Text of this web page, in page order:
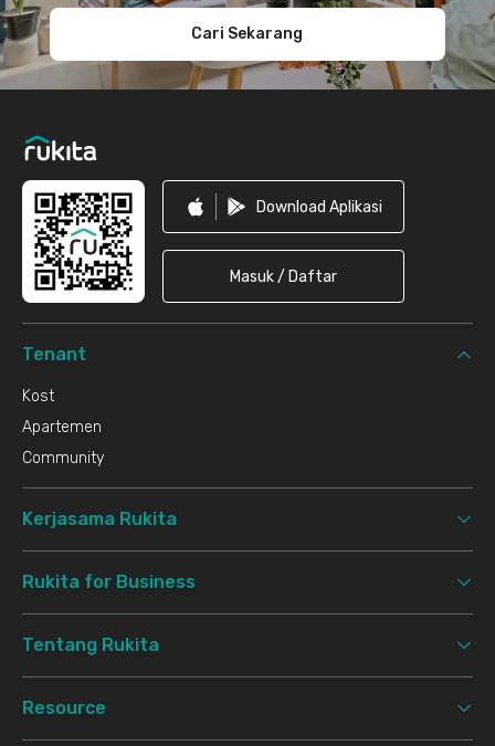
Cari Sekarang
Download Aplikasi
Masuk / Daftar
Tenant
Kost
Apartemen
Community
Kerjasama Rukita
Rukita for Business
Tentang Rukita
Resource